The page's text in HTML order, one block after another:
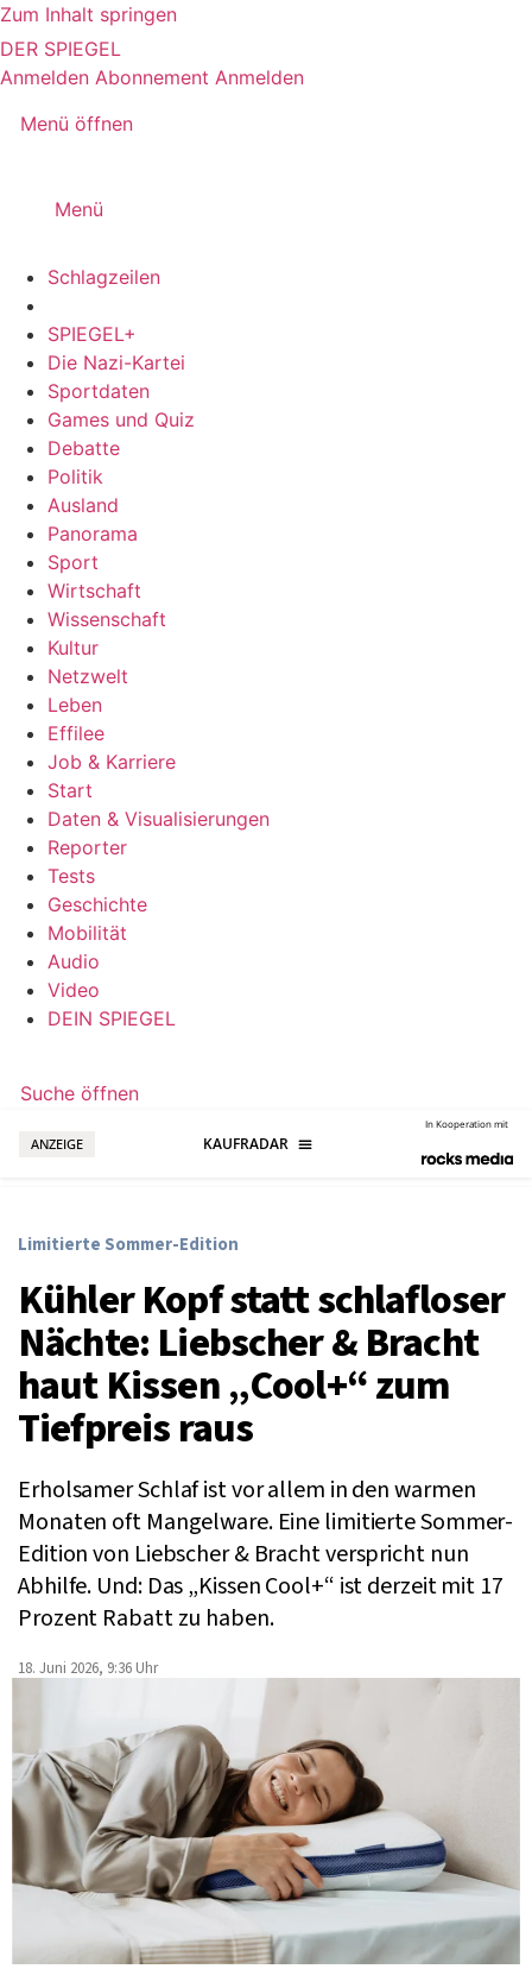
Zum Inhalt springen
DER SPIEGEL
Anmelden Abonnement Anmelden
Menü öffnen
Menü
Schlagzeilen
SPIEGEL+
Die Nazi-Kartei
Sportdaten
Games und Quiz
Debatte
Politik
Ausland
Panorama
Sport
Wirtschaft
Wissenschaft
Kultur
Netzwelt
Leben
Effilee
Job & Karriere
Start
Daten & Visualisierungen
Reporter
Tests
Geschichte
Mobilität
Audio
Video
DEIN SPIEGEL
Suche öffnen
ANZEIGE
In Kooperation mit
Limitierte Sommer-Edition
Kühler Kopf statt schlafloser
Nächte: Liebscher & Bracht
haut Kissen „Cool+“ zum
Tiefpreis raus
Erholsamer Schlaf ist vor allem in den warmen
Monaten oft Mangelware. Eine limitierte Sommer-
Edition von Liebscher & Bracht verspricht nun
Abhilfe. Und: Das „Kissen Cool+“ ist derzeit mit 17
Prozent Rabatt zu haben.
18. Juni 2026, 9:36 Uhr